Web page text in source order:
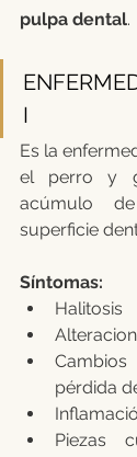
pulpa dental.
I
Es la
el perro y
acúmulo
superficie
Síntomas:
Halitosis
pérdida
Piezas